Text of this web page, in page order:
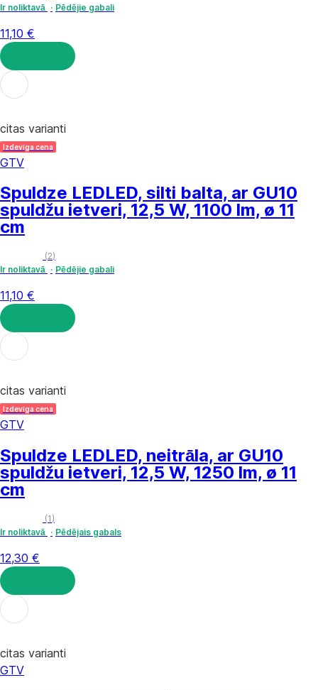
Ir noliktavā
Pēdējie gabali
11,10 €
LIKT GROZĀ
citas varianti
Izdevīga cena
GTV
Spuldze LEDLED, silti balta, ar GU10
spuldžu ietveri, 12,5 W, 1100 lm, ø 11
cm
(2)
Ir noliktavā
Pēdējie gabali
11,10 €
LIKT GROZĀ
citas varianti
Izdevīga cena
GTV
Spuldze LEDLED, neitrāla, ar GU10
spuldžu ietveri, 12,5 W, 1250 lm, ø 11
cm
(1 )
Ir noliktavā
Pēdējais gabals
12,30 €
LIKT GROZĀ
citas varianti
GTV